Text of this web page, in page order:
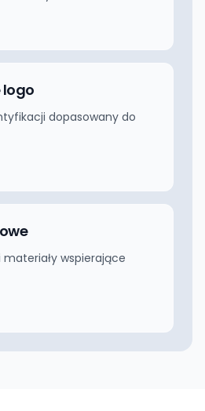
logo
dopasowany do
materiały wspierające